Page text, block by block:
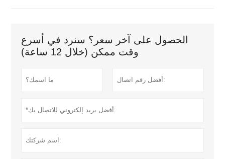
الحصول على آخر سعر؟ سنرد في أسرع
وقت ممكن (خلال 12 ساعة)